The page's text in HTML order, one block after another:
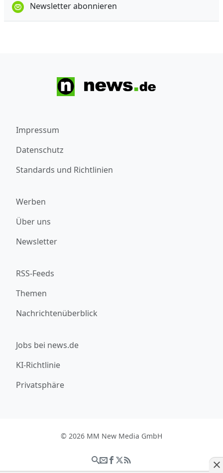
Newsletter abonnieren
Impressum
Datenschutz
Standards und Richtlinien
Werben
Über uns
Newsletter
RSS-Feeds
Themen
Nachrichtenüberblick
Jobs bei news.de
KI-Richtlinie
Privatsphäre
© 2026 MM New Media GmbH